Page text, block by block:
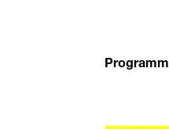
Programm